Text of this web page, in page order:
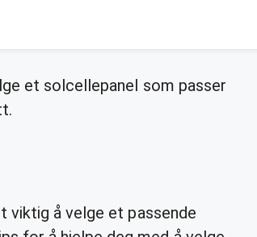
et solcellepanel som passer
viktig å velge et passende